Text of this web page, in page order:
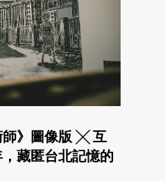
師》圖像版 ╳ 互
藏匿台北記憶的